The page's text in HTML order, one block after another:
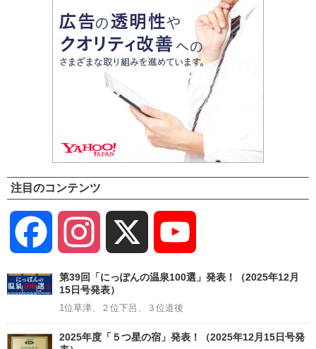
注目のコンテンツ
Facebook Instagram
Channel
第39回「にっぽんの温泉100選」発表！（2025年12月
15日号発表）
1位草津、２位下呂、３位道後
2025年度「５つ星の宿」発表！（2025年12月15日号発